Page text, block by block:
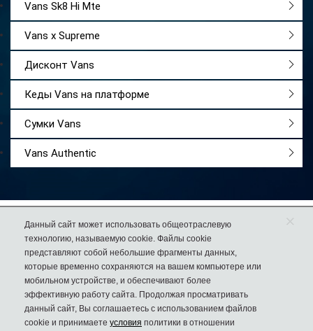
Vans Sk8 Hi Mte
Vans x Supreme
Дисконт Vans
Кеды Vans на платформе
Сумки Vans
Vans Authentic
Работаемс 2009 года
Более 50 000довольных покупателей
74% клиентоввозвращаются к нам за еще одной парой обуви
8 (925) 636-00-06
Дисконт №1
Данный сайт может использовать общеотраслевую
технологию, называемую cookie. Файлы cookie
представляют собой небольшие фрагменты данных,
которые временно сохраняются на вашем компьютере или
мобильном устройстве, и обеспечивают более
эффективную работу сайта. Продолжая просматривать
данный сайт, Вы соглашаетесь с использованием файлов
cookie и принимаете условия политики в отношении
×